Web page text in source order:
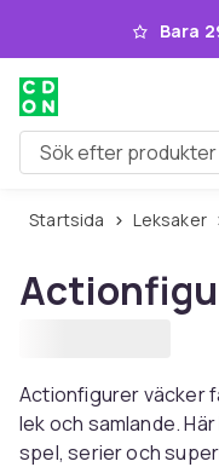
Hoppa till Bara
Sök efter produkter
Startsida Leksaker
Actionfigurer väcker
lek och samlande.
spel, serier och